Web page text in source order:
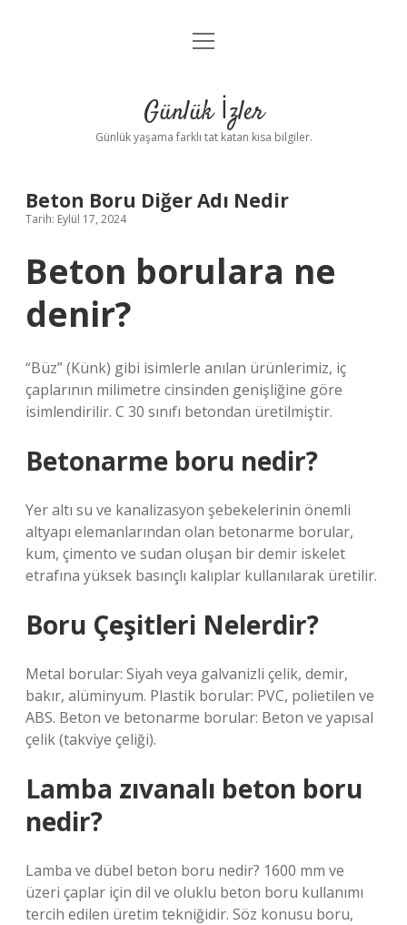
Anasayfa
Yasal Uyarı
menüyü
Günlük İzler
Günlük yaşama farklı tat katan kısa bilgiler.
Beton Boru Diğer Adı Nedir
Tarih: Eylül 17, 2024
Beton borulara ne
denir?
“Büz” (Künk) gibi isimlerle anılan ürünlerimiz, iç
çaplarının milimetre cinsinden genişliğine göre
isimlendirilir. C 30 sınıfı betondan üretilmiştir.
Betonarme boru nedir?
Yer altı su ve kanalizasyon şebekelerinin önemli
altyapı elemanlarından olan betonarme borular,
kum, çimento ve sudan oluşan bir demir iskelet
etrafına yüksek basınçlı kalıplar kullanılarak üretilir.
Boru Çeşitleri Nelerdir?
Metal borular: Siyah veya galvanizli çelik, demir,
bakır, alüminyum. Plastik borular: PVC, polietilen ve
ABS. Beton ve betonarme borular: Beton ve yapısal
çelik (takviye çeliği).
Lamba zıvanalı beton boru
nedir?
Lamba ve dübel beton boru nedir? 1600 mm ve
üzeri çaplar için dil ve oluklu beton boru kullanımı
tercih edilen üretim tekniğidir. Söz konusu boru,